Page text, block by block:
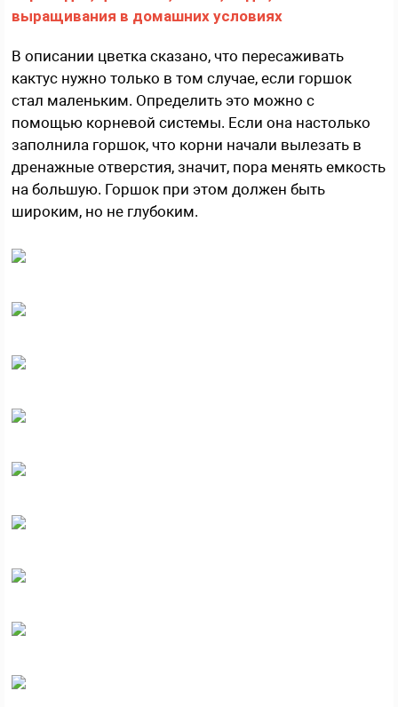
В описании цветка сказано, что пересаживать
кактус нужно только в том случае, если горшок
стал маленьким. Определить это можно с
помощью корневой системы. Если она настолько
заполнила горшок, что корни начали вылезать в
дренажные отверстия, значит, пора менять емкость
на большую. Горшок при этом должен быть
широким, но не глубоким.